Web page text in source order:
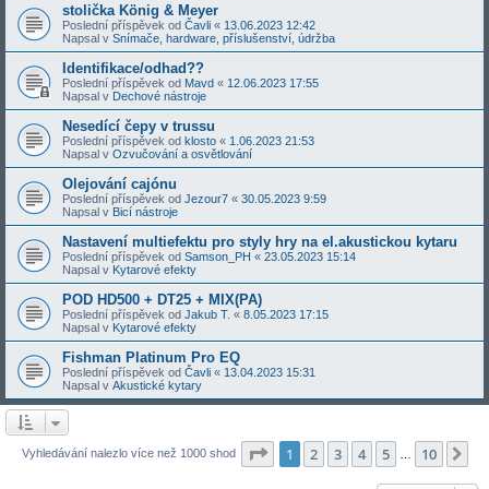
stolička König & Meyer
Poslední příspěvek od Čavli « 13.06.2023 12:42
Napsal v Snímače, hardware, příslušenství, údržba
Identifikace/odhad??
Poslední příspěvek od Mavd « 12.06.2023 17:55
Napsal v Dechové nástroje
Nesedící čepy v trussu
Poslední příspěvek od klosto « 1.06.2023 21:53
Napsal v Ozvučování a osvětlování
Olejování cajónu
Poslední příspěvek od Jezour7 « 30.05.2023 9:59
Napsal v Bicí nástroje
Nastavení multiefektu pro styly hry na el.akustickou kytaru
Poslední příspěvek od Samson_PH « 23.05.2023 15:14
Napsal v Kytarové efekty
POD HD500 + DT25 + MIX(PA)
Poslední příspěvek od Jakub T. « 8.05.2023 17:15
Napsal v Kytarové efekty
Fishman Platinum Pro EQ
Poslední příspěvek od Čavli « 13.04.2023 15:31
Napsal v Akustické kytary
Vyhledávání nalezlo více než 1000 shod Stránka z 10
1 2 3 4 5 10